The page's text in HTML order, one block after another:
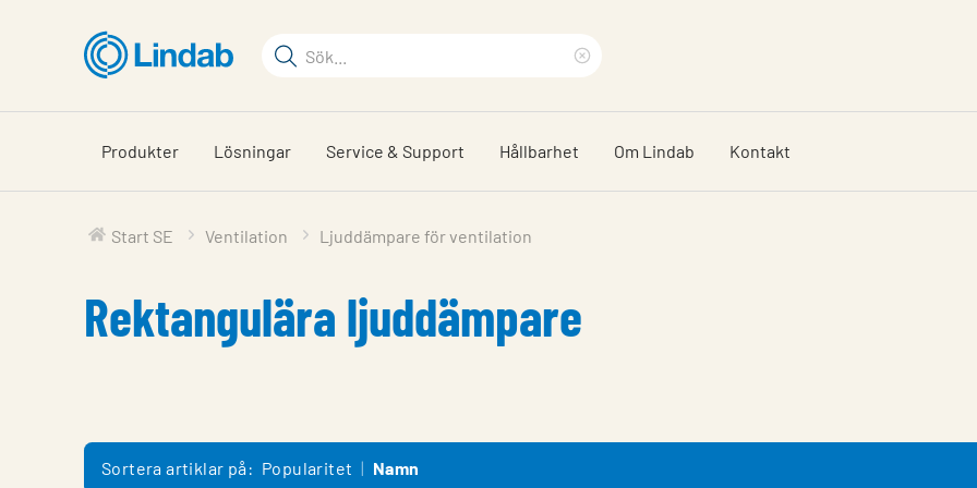
huvudinnehållet
Sökord
på
sajten
sökfras
Produkter Lösningar Service & Support Hållbarhet Om Lindab Kontakt
Start SE Ventilation Ljuddämpare för ventilation
Rektangulära ljuddämpare
Sortera artiklar på: Popularitet Namn